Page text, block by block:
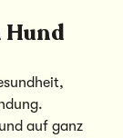
auf ganz